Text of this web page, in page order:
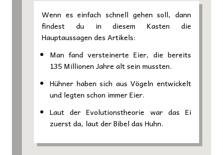
Wenn es einfach schnell gehen soll, dann
findest du in diesem Kasten die
Hauptaussagen des Artikels:
Man fand versteinerte Eier, die bereits
135 Millionen Jahre alt sein mussten.
Hühner haben sich aus Vögeln entwickelt
und legten schon immer Eier.
Laut der Evolutionstheorie war das Ei
zuerst da, laut der Bibel das Huhn.